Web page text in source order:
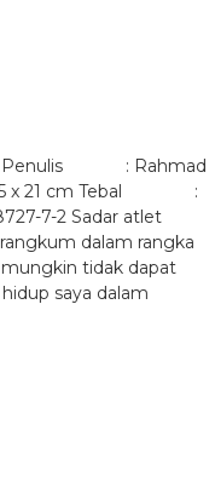
Penulis : Rahmad
x 21 cm Tebal :
7-2 Sadar atlet
dalam rangka
tidak dapat
saya dalam